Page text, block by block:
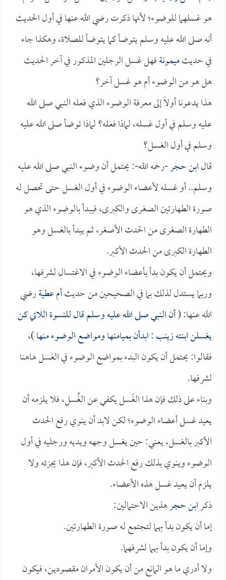
هو غسلهما للوضوء؛ لأنها ذكرت رضي الله عنها في أول الحديث
أنه صلى الله عليه وسلم يتوضأ كما يتوضأ للصلاة، وهكذا جاء
في حديثميمونةفهل غسل الرجلين المذكور في آخر الحديث
هل هو من الوضوء أم هو غسل آخر؟
هذا يدعونا أولاً إلى معرفة الوضوء الذي فعله النبي صلى الله
عليه وسلم في أول غسله، لماذا فعله؟ لماذا توضأ صلى الله عليه
وسلم في أول الغسل؟
قالابن حجر-رحمه الله-: يحتمل أن وضوء النبي صلى الله عليه
وسلم.. أو غسله لأعضاء الوضوء في أول الغسل حتى تحصل له
صورة الطهارتين الصغرى والكبرى، فيبدأ بالوضوء الذي هو
الطهارة الصغرى من الحدث الأصغر، ثم يبدأ بالغسل وهو
الطهارة الكبرى من الحدث الأكبر.
ويحتمل أن يكون بدأ بأعضاء الوضوء في الاغتسال لشرفها،
وربما يستدل لذلك بما في الصحيحين من حديثأم عطيةرضي
الله عنها: (أن النبي صلى الله عليه وسلم قال للنسوة اللاتي كن
يغسلن ابنتهزينب: ابدأن بميامنها ومواضع الوضوء منها)،
فقالوا: يحتمل أن يكون البدء بمواضع الوضوء في الغسل هاهنا
لشرفها.
وبناء على ذلك فإن هذا الغَسل يكفي عن الغُسل، فلا يلزمه أن
يعيد غسل أعضاء الوضوء؛ لكن لابد أن ينوي رفع الحدث
الأكبر بالغسل، يعني: حين يغسل وجهه ويديه ورجليه في أول
الوضوء وينوي بذلك رفع الحدث الأكبر، فإن هذا يجزئه ولا
يلزم أن يعيد غسل هذه الأعضاء.
ذكرابن حجرهذين الاحتمالين:
إما أن يكون بدأ بهما لتجتمع له صورة الطهارتين.
وإما أن يكون بدأ بهما لشرفهما.
ولا أدري ما هو المانع من أن يكون الأمران مقصودين، فيكون